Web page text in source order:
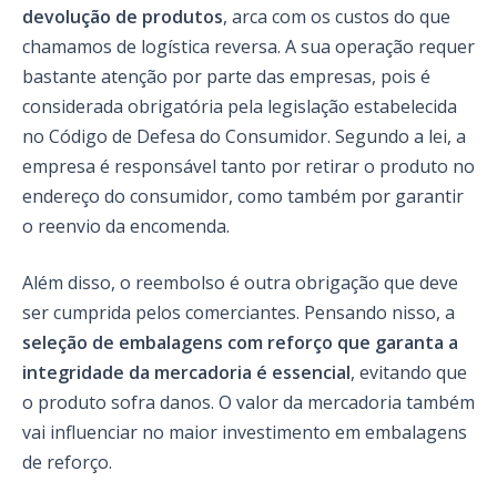
devolução de produtos, arca com os custos do que
chamamos de logística reversa. A sua operação requer
bastante atenção por parte das empresas, pois é
considerada obrigatória pela legislação estabelecida
no Código de Defesa do Consumidor. Segundo a lei, a
empresa é responsável tanto por retirar o produto no
endereço do consumidor, como também por garantir
o reenvio da encomenda.
Além disso, o reembolso é outra obrigação que deve
ser cumprida pelos comerciantes. Pensando nisso, a
seleção de embalagens com reforço que garanta a
integridade da mercadoria é essencial, evitando que
o produto sofra danos. O valor da mercadoria também
vai influenciar no maior investimento em embalagens
de reforço.